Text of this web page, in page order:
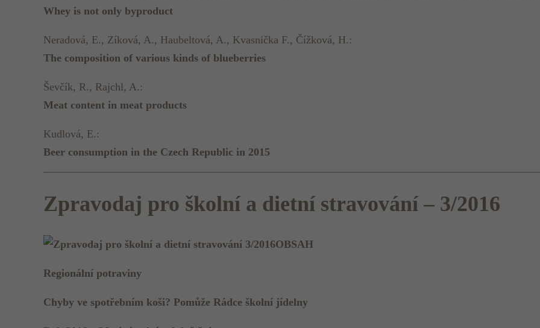
Whey is not only byproduct
Neradová, E., Zíková, A., Haubeltová, A., Kvasnička F., Čížková, H.:
The composition of various kinds of blueberries
Ševčík, R., Rajchl, A.:
Meat content in meat products
Kudlová, E.:
Beer consumption in the Czech Republic in 2015
Zpravodaj pro školní a dietní stravování – 3/2016
OBSAH
Regionální potraviny
Chyby ve spotřebním koši? Pomůže Rádce školní jídelny